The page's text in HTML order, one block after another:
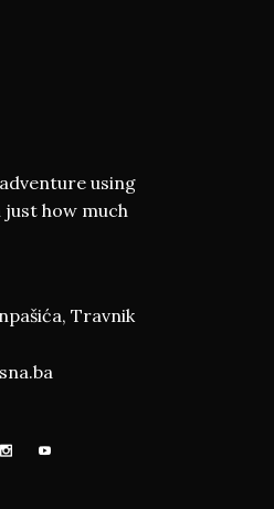
using
just how much
Travnik